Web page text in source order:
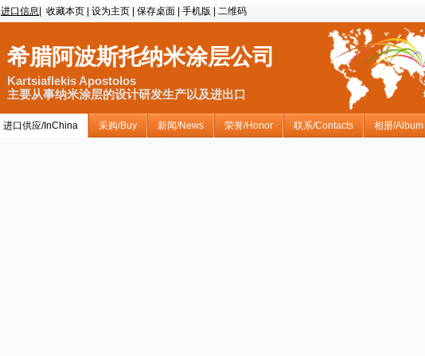
进口信息 收藏本页 设为主页 保存桌面 手机版 二维码
希腊阿波斯托纳米涂层公司
Kartsiaflekis Apostolos
主要从事纳米涂层的设计研发生产以及进出口
进口供应/InChina 采购/Buy 新闻/News 荣誉/Honor 联系/Contacts 相册/Album